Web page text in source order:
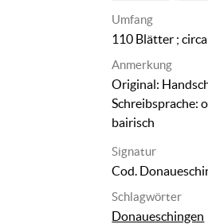
Umfang
110 Blätter ;
Anmerkung
Original:
Schreibsprache:
bairisch
Signatur
Cod.
Schlagwörter
Donaueschingen